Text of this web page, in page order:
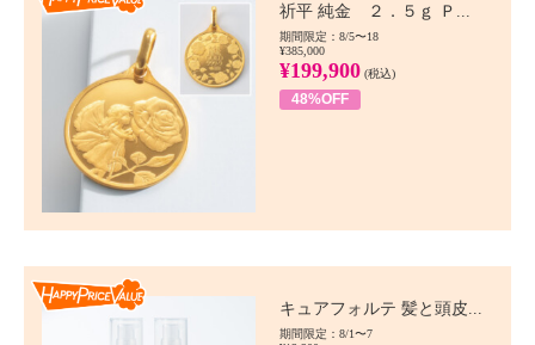
祈平 純金 ２．５ｇ Ｐ...
期間限定：8/5〜18
¥385,000
¥199,900 (税込)
48%OFF
キュアフォルテ 髪と頭皮...
期間限定：8/1〜7